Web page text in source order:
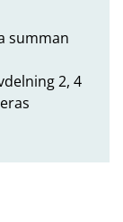
summan
2, 4